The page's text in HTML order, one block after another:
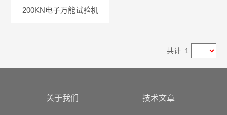
200KN电子万能试验机
共计: 1
关于我们 技术文章